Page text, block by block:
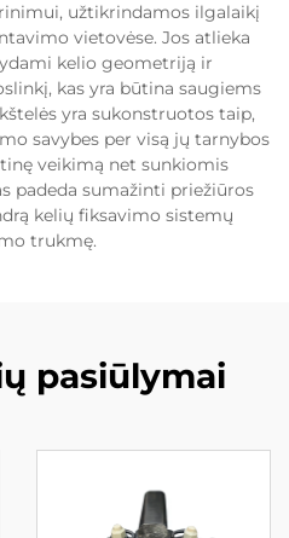
užtikrindamos ilgalaikį
vietovėse. Jos atlieka
kelio geometriją ir
kas yra būtina saugiems
yra sukonstruotos taip,
savybes per visą jų tarnybos
veikimą net sunkiomis
padeda sumažinti priežiūros
kelių fiksavimo sistemų
trukmę.
pasiūlymai